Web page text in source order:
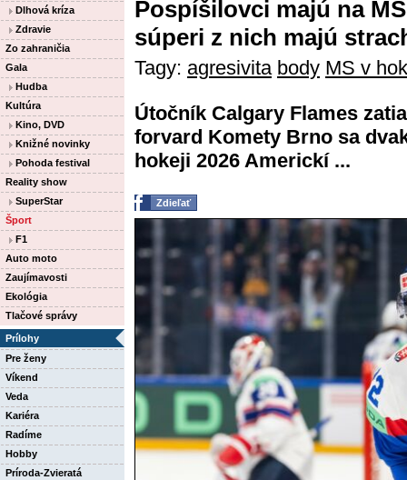
Dlhová kríza
Zdravie
Zo zahraničia
Gala
Hudba
Kultúra
Kino, DVD
Knižné novinky
Pohoda festival
Reality show
SuperStar
Šport
F1
Auto moto
Zaujímavosti
Ekológia
Tlačové správy
Prílohy
Pre ženy
Víkend
Veda
Kariéra
Radíme
Hobby
Príroda-Zvieratá
Pospíšilovci majú na
súperi z nich majú
Tagy: agresivita body MS v
Útočník Calgary Flames
forvard Komety Brno sa
hokeji 2026 Americkí ...
Zdieľať